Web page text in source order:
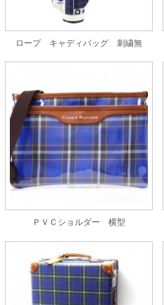
ロープ キャディバッグ 刺繍無
ＰＶＣショルダー 横型